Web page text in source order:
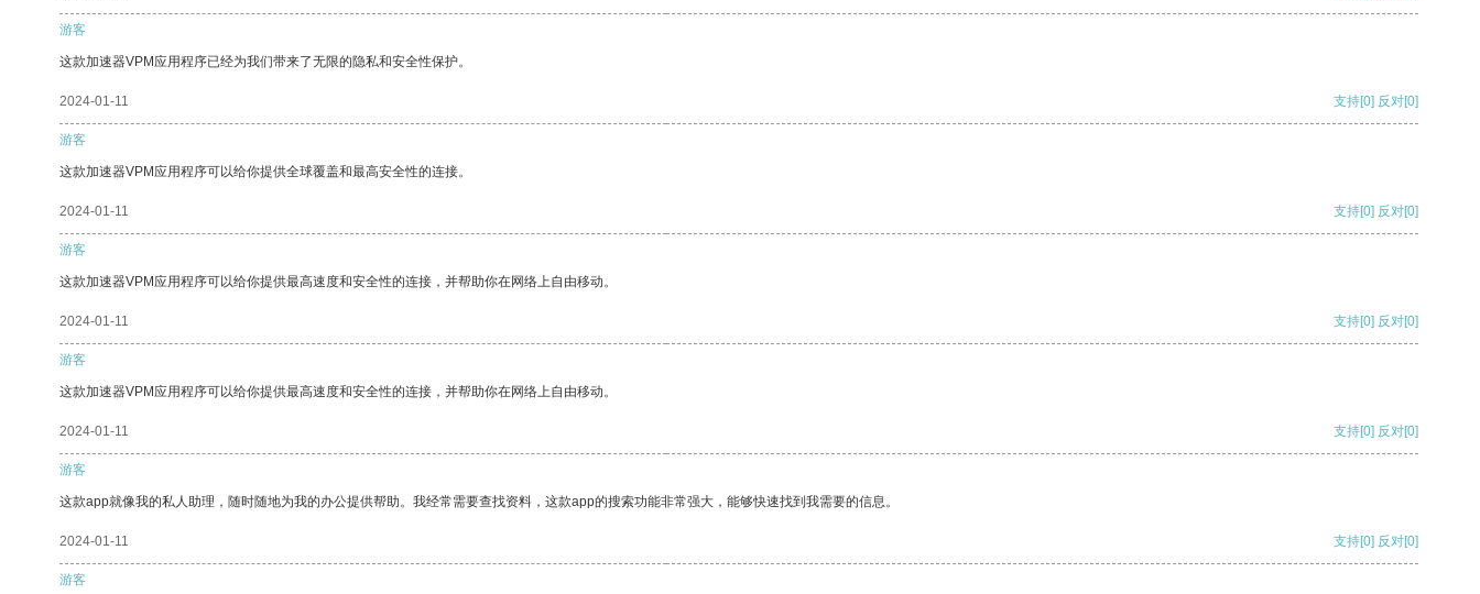
游客
这款加速器VPM应用程序已经为我们带来了无限的隐私和安全性保护。
2024-01-11 支持[0] 反对[0]
游客
这款加速器VPM应用程序可以给你提供全球覆盖和最高安全性的连接。
2024-01-11 支持[0] 反对[0]
游客
这款加速器VPM应用程序可以给你提供最高速度和安全性的连接，并帮助你在网络上自由移动。
2024-01-11 支持[0] 反对[0]
游客
这款加速器VPM应用程序可以给你提供最高速度和安全性的连接，并帮助你在网络上自由移动。
2024-01-11 支持[0] 反对[0]
游客
这款app就像我的私人助理，随时随地为我的办公提供帮助。我经常需要查找资料，这款app的搜索功能非常强大，能够快速找到我需要的信息。
2024-01-11 支持[0] 反对[0]
游客